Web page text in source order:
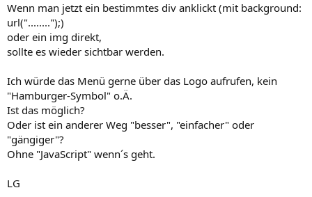
Wenn man jetzt ein bestimmtes div anklickt (mit background:
url("........");)
oder ein img direkt,
sollte es wieder sichtbar werden.
Ich würde das Menü gerne über das Logo aufrufen, kein
"Hamburger-Symbol" o.Ä.
Ist das möglich?
Oder ist ein anderer Weg "besser", "einfacher" oder
"gängiger"?
Ohne "JavaScript" wenn´s geht.
LG